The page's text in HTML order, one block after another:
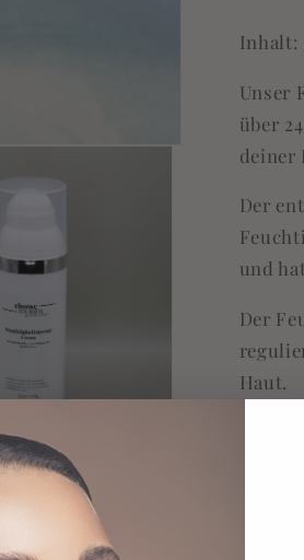
Inhalt:
Unser
über
deiner
Der
und
Der
Haut.